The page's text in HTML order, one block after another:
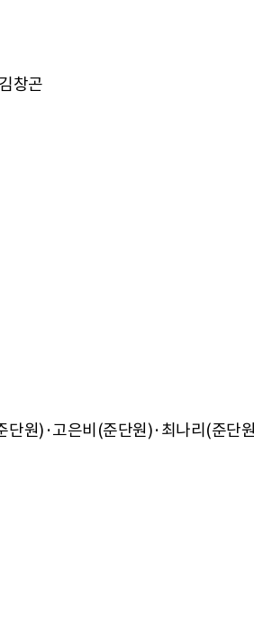
창곤
원)·고은비(준단원)·최나리(준단